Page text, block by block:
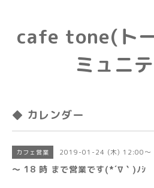
cafe tone(ト
ミュニ
◆ カレンダー
カフェ営業 2019-01-24 (木) 12:00～
〜 18 時 まで営業です(*´∇｀)ﾉ